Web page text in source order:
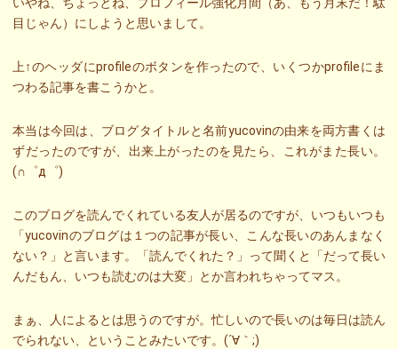
目じゃん）にしようと思いまして。
上↑のヘッダにprofileのボタンを作ったので、いくつかprofileにま
つわる記事を書こうかと。
本当は今回は、ブログタイトルと名前yucovinの由来を両方書くは
ずだったのですが、出来上がったのを見たら、これがまた長い。
(∩゜д゜)
このブログを読んでくれている友人が居るのですが、いつもいつも
「yucovinのブログは１つの記事が長い、こんな長いのあんまなく
ない？」と言います。「読んでくれた？」って聞くと「だって長い
んだもん、いつも読むのは大変」とか言われちゃってマス。
まぁ、人によるとは思うのですが。忙しいので長いのは毎日は読ん
でられない、ということみたいです。(´∀｀;)